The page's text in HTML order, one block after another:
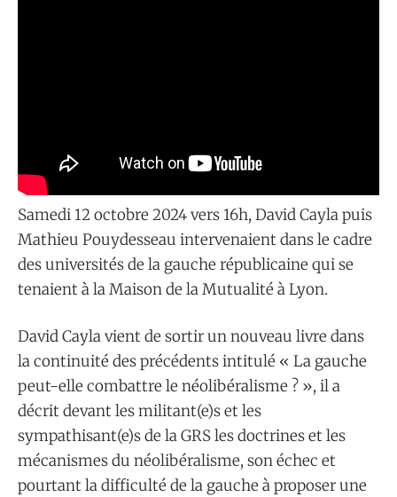
Samedi 12 octobre 2024 vers 16h, David Cayla puis
Mathieu Pouydesseau intervenaient dans le cadre
des universités de la gauche républicaine qui se
tenaient à la Maison de la Mutualité à Lyon.
David Cayla vient de sortir un nouveau livre dans
la continuité des précédents intitulé « La gauche
peut-elle combattre le néolibéralisme ? », il a
décrit devant les militant(e)s et les
sympathisant(e)s de la GRS les doctrines et les
mécanismes du néolibéralisme, son échec et
pourtant la difficulté de la gauche à proposer une